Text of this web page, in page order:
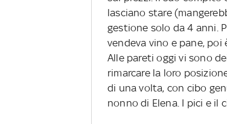
lasciano stare
gestione solo da 4 anni.
vendeva vino e pane,
Alle pareti oggi vi sono
rimarcare la loro
di una volta, con cibo
nonno di Elena. I pici e il